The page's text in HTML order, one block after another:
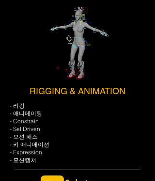
RIGGING & ANIMATION
- 리깅
- 애니메이팅
- Constrain
- Set Driven
- 모션 패스
- 키 애니메이션
- Expression
- 모션캡쳐